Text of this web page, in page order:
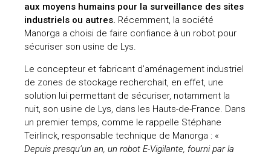
aux moyens humains pour la surveillance des sites
industriels ou autres. Récemment, la société
Manorga a choisi de faire confiance à un robot pour
sécuriser son usine de Lys.
Le concepteur et fabricant d’aménagement industriel
de zones de stockage recherchait, en effet, une
solution lui permettant de sécuriser, notamment la
nuit, son usine de Lys, dans les Hauts-de-France. Dans
un premier temps, comme le rappelle Stéphane
Teirlinck, responsable technique de Manorga : «
Depuis presqu’un an, un robot E-Vigilante, fourni par la